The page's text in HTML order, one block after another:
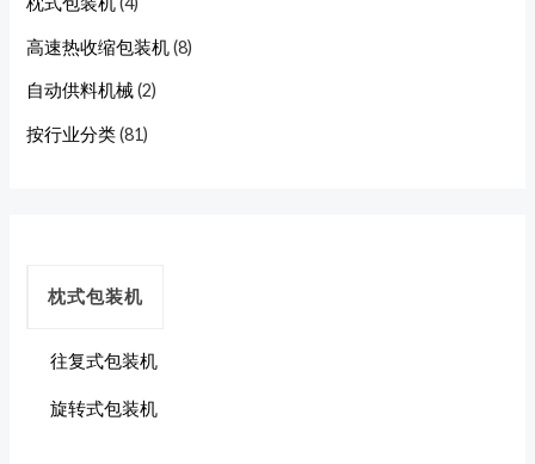
高速热收缩包装机 (8)
自动供料机械 (2)
按行业分类 (81)
枕式包装机
往复式包装机
旋转式包装机